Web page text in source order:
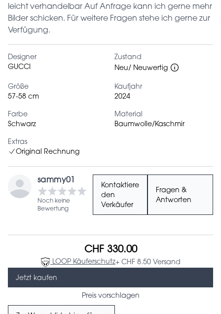
leicht verhandelbar Auf Anfrage kann ich gerne mehr
Bilder schicken. Für weitere Fragen stehe ich gerne zur
Verfügung.
Designer
GUCCI
Zustand
Neu/ Neuwertig
Größe
57-58 cm
Kaufjahr
2024
Farbe
Schwarz
Material
Baumwolle/Kaschmir
Extras
Original Rechnung
sammy01
Noch keine
Bewertung
Kontaktiere
den
Verkäufer
Fragen &
Antworten
CHF 330.00
LOOP Käuferschutz+ CHF 8.50 Versand
Jetzt kaufen
Preis vorschlagen